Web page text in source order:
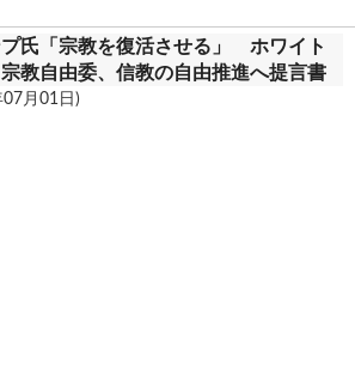
プ氏「宗教を復活させる」 ホワイト
教自由委、信教の自由推進へ提言書
月01日)